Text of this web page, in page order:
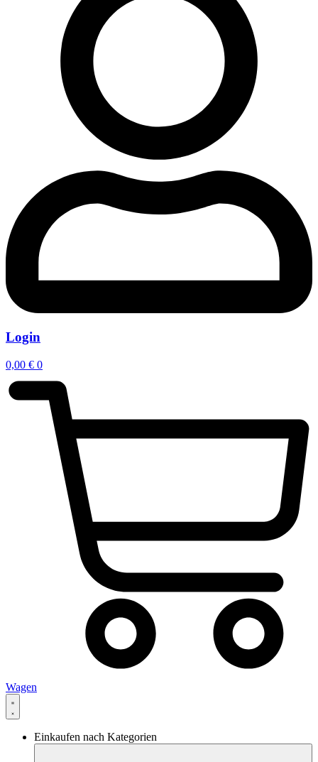
Login
0,00 € 0
Wagen
Einkaufen nach Kategorien